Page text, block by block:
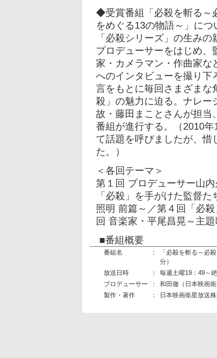
◆受賞番組「必殺を斬る～
をめぐる13の物語～」につ
「必殺シリーズ」の生みの
プロデューサーをはじめ、
家・カメラマン・作曲家な
へのインタビューを撮り下
言をもとに毎回さまざまな
殺」の魅力に迫る。ナレー
故・藤田まことさんが担当
番組が進行する。（2010
て話題を呼びましたが、惜
た。）
＜各回テーマ＞
第１回 プロデューサー山
「必殺」を手がけた監督
照明 前篇～／第４回「必
回 音楽家・平尾昌晃～主
■番組概要
番組名 ：
「必殺を斬る～必
分）
放送日時
：
毎週土曜19：49～
プロデューサー
：
和田徹（日本映画
製作・著作
： 日本映画衛星放送